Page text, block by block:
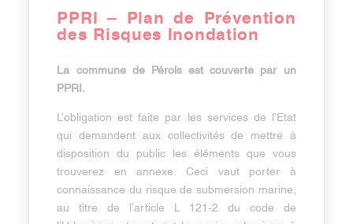
PPRI – Plan de Prévention
des Risques Inondation
La commune de Pérols est couverte par un
PPRI.
L’obligation est faite par les services de l’Etat
qui demandent aux collectivités de mettre à
disposition du public les éléments que vous
trouverez en annexe. Ceci vaut porter à
connaissance du risque de submersion marine,
au titre de l’article L 121-2 du code de